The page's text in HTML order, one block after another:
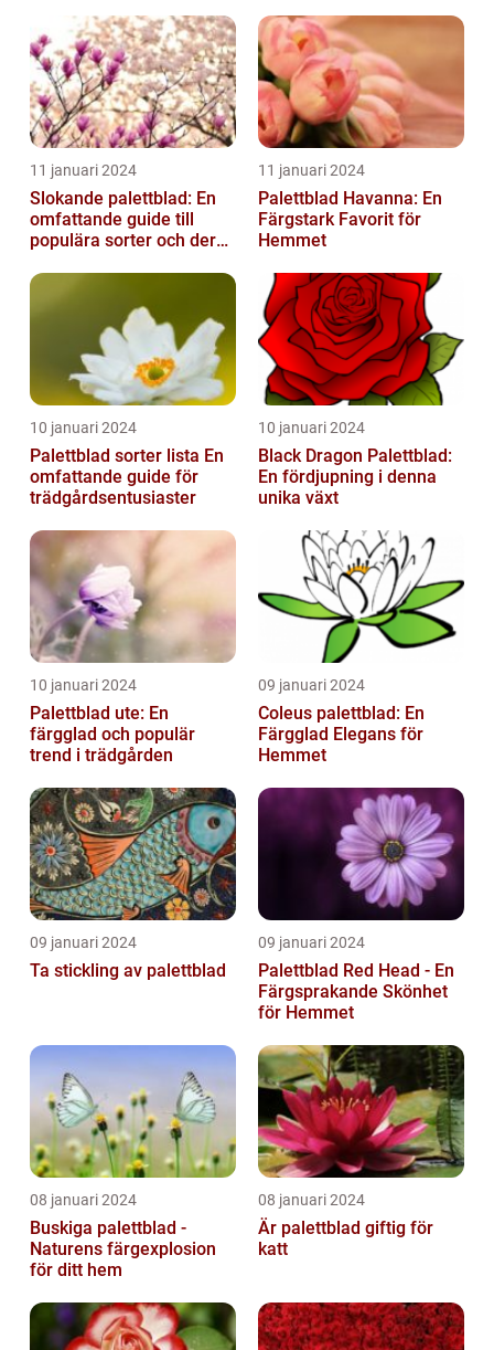
överlevnad och tillväxt...
11 januari 2024
Slokande palettblad: En
omfattande guide till
populära sorter och deras
11 januari 2024
Palettblad Havanna: En
Färgstark Favorit för
Hemmet
10 januari 2024
Palettblad sorter lista En
omfattande guide för
trädgårdsentusiaster
10 januari 2024
Black Dragon Palettblad:
En fördjupning i denna
unika växt
10 januari 2024
Palettblad ute: En
färgglad och populär
trend i trädgården
09 januari 2024
Coleus palettblad: En
Färgglad Elegans för
Hemmet
09 januari 2024
Ta stickling av palettblad
09 januari 2024
Palettblad Red Head - En
Färgsprakande Skönhet
för Hemmet
08 januari 2024
Buskiga palettblad -
Naturens färgexplosion
för ditt hem
08 januari 2024
Är palettblad giftig för
katt